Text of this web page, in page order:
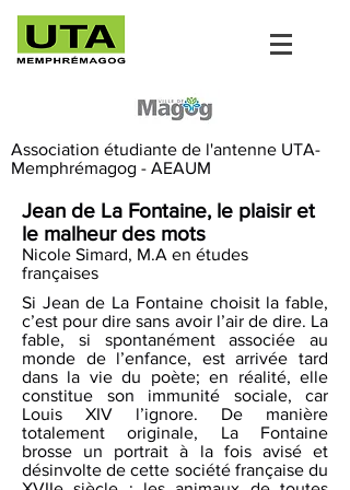
Association étudiante de l'antenne UTA-
Memphrémagog - AEAUM
Jean de La Fontaine, le plaisir et
le malheur des mots
Nicole Simard, M.A en études
françaises
Si Jean de La Fontaine choisit la fable,
c’est pour dire sans avoir l’air de dire. La
fable, si spontanément associée au
monde de l’enfance, est arrivée tard
dans la vie du poète; en réalité, elle
constitue son immunité sociale, car
Louis XIV l’ignore. De manière
totalement originale, La Fontaine
brosse un portrait à la fois avisé et
désinvolte de cette société française du